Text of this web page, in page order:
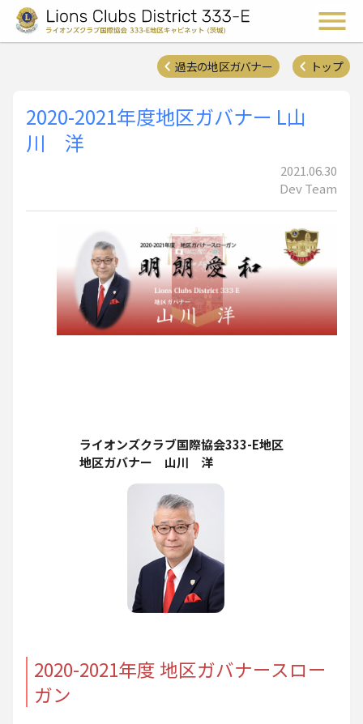
ライオンズクラ
トップ
過去の地区ガバナー
2020-2021年度地区ガバナー L山
川 洋
2021.06.30
Dev Team
ライオンズクラブ国際協会333-E地区
地区ガバナー 山川 洋
2020-2021年度 地区ガバナースロー
ガン